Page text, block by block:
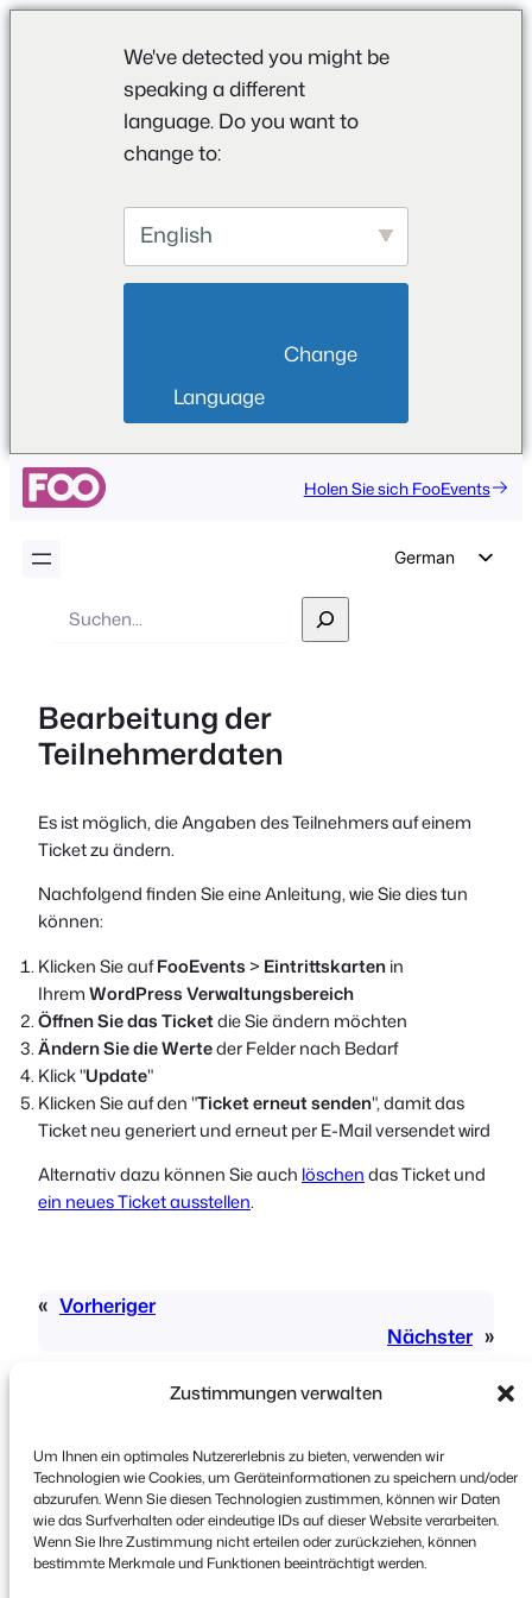
Zustimmungen verwalten
Um Ihnen ein optimales Nutzererlebnis zu bieten, verwenden wir
Technologien wie Cookies, um Geräteinformationen zu speichern und/oder
abzurufen. Wenn Sie diesen Technologien zustimmen, können wir Daten
wie das Surfverhalten oder eindeutige IDs auf dieser Website verarbeiten.
Wenn Sie Ihre Zustimmung nicht erteilen oder zurückziehen, können
bestimmte Merkmale und Funktionen beeinträchtigt werden.
We've detected you might be
speaking a different
language. Do you want to
change to:
English
Language
Holen Sie sich FooEvents
German
Polish
Suche
Bearbeitung der
Teilnehmerdaten
Es ist möglich, die Angaben des Teilnehmers auf einem
Ticket zu ändern.
Nachfolgend finden Sie eine Anleitung, wie Sie dies tun
können:
Klicken Sie aufFooEvents> Eintrittskartenin
IhremWordPress Verwaltungsbereich
Öffnen Sie das Ticketdie Sie ändern möchten
Ändern Sie die Werteder Felder nach Bedarf
Klick "Update"
Klicken Sie auf den "Ticket erneut senden", damit das
Ticket neu generiert und erneut per E-Mail versendet wird
Alternativ dazu können Sie auch löschendas Ticket und
ein neues Ticket ausstellen.
« Vorheriger
Nächster »
Urheberrecht © 2026 FooEvents. Alle Rechte
vorbehalten.